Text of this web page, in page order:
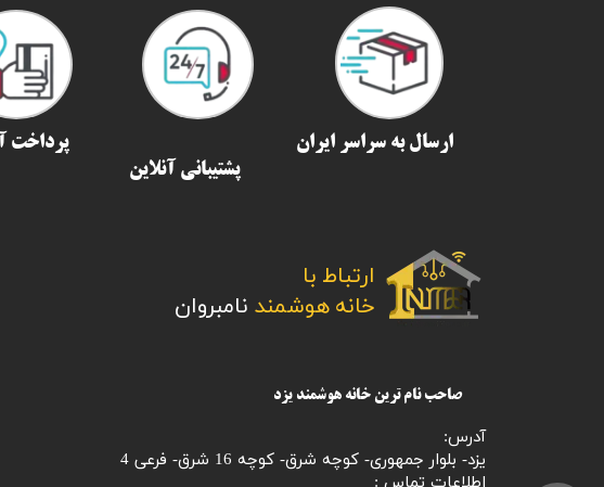
ارتباط با
​​​​​​​خانه هوشمند نامبروان
آدرس:
یزد- بلوار جمهوری- کوچه شرق- کوچه 16 شرق- فرعی 4
ارسال به سراسر ایران​​​​​​​
پشتیبانی آنلاین
پرداخت
صاحب نام ترین خانه هوشمند یزد